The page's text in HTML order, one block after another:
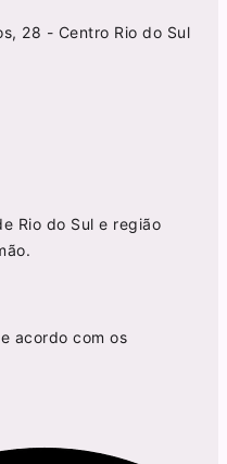
28 - Centro Rio do Sul
Rio do Sul e região
acordo com os